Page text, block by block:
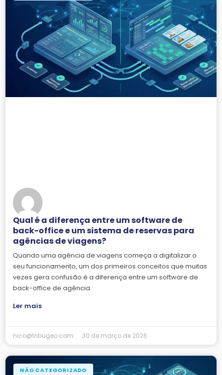
Qual é a diferença entre um software de
back-office e um sistema de reservas para
agências de viagens?
Quando uma agência de viagens começa a digitalizar o
seu funcionamento, um dos primeiros conceitos que muitas
vezes gera confusão é a diferença entre um software de
back-office de agência
Ler mais
nico@tribugeo.com 30 de março de 2026
NÃO CATEGORIZADO